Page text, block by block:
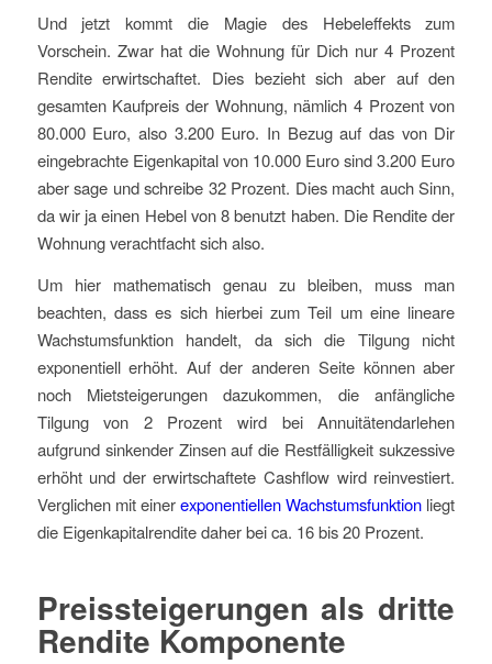
Und jetzt kommt die Magie des Hebeleffekts zum
Vorschein. Zwar hat die Wohnung für Dich nur 4 Prozent
Rendite erwirtschaftet. Dies bezieht sich aber auf den
gesamten Kaufpreis der Wohnung, nämlich 4 Prozent von
80.000 Euro, also 3.200 Euro. In Bezug auf das von Dir
eingebrachte Eigenkapital von 10.000 Euro sind 3.200 Euro
aber sage und schreibe 32 Prozent. Dies macht auch Sinn,
da wir ja einen Hebel von 8 benutzt haben. Die Rendite der
Wohnung verachtfacht sich also.
Um hier mathematisch genau zu bleiben, muss man
beachten, dass es sich hierbei zum Teil um eine lineare
Wachstumsfunktion handelt, da sich die Tilgung nicht
exponentiell erhöht. Auf der anderen Seite können aber
noch Mietsteigerungen dazukommen, die anfängliche
Tilgung von 2 Prozent wird bei Annuitätendarlehen
aufgrund sinkender Zinsen auf die Restfälligkeit sukzessive
erhöht und der erwirtschaftete Cashflow wird reinvestiert.
Verglichen mit einerexponentiellen Wachstumsfunktion liegt
die Eigenkapitalrendite daher bei ca. 16 bis 20 Prozent.
Preissteigerungen als dritte
Rendite Komponente